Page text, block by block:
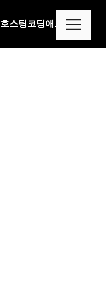
호스팅코딩애드센스